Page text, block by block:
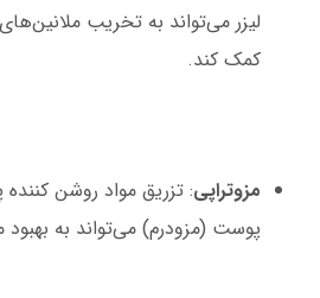
لیزر می‌تواند به تخریب
کمک کند.
مزوتراپی: تزریق مواد روشن
پوست (مزودرم) می‌تواند به